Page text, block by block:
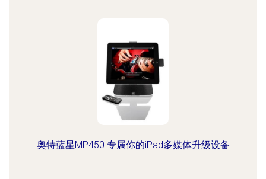
奥特蓝星MP450 专属你的iPad多媒体升级设备